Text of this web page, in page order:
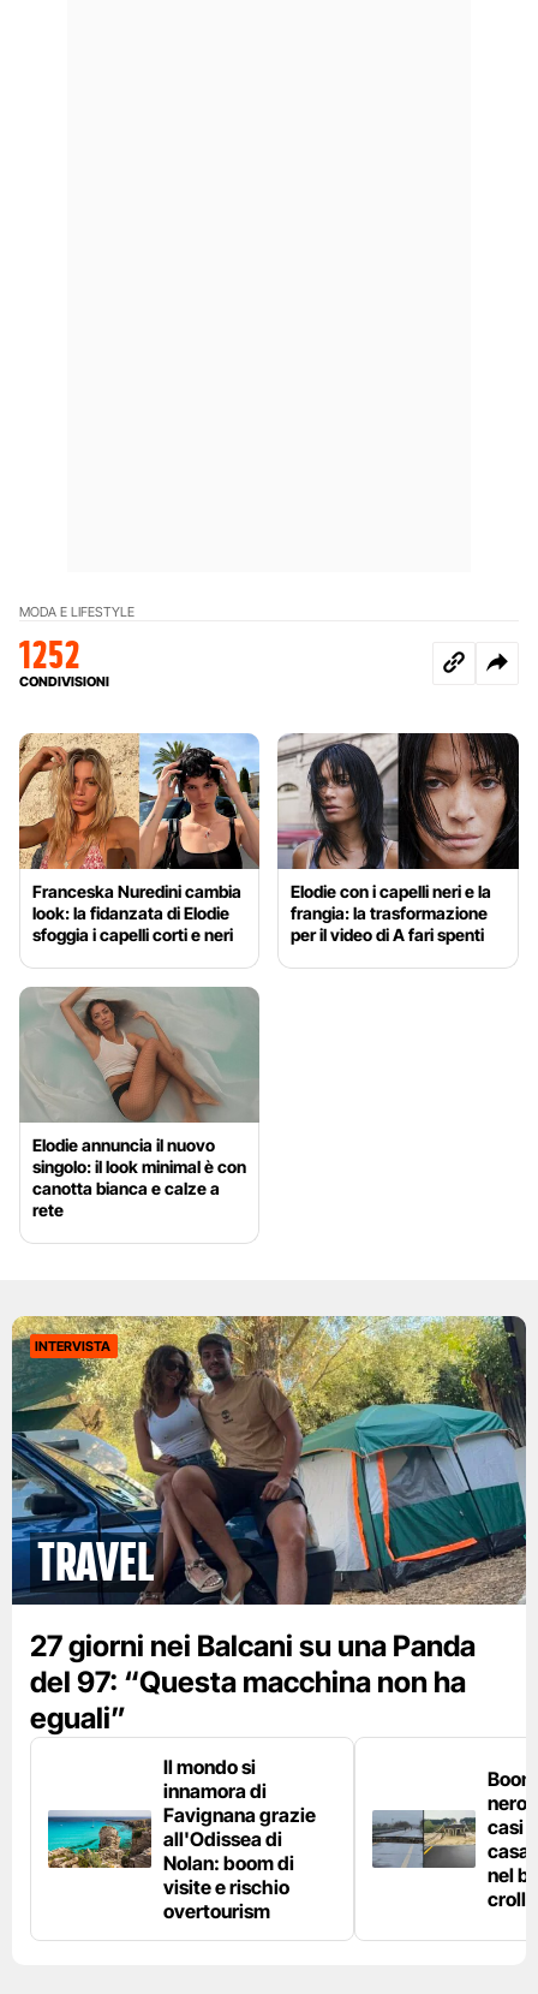
MODA E LIFESTYLE
1252
CONDIVISIONI
Franceska Nuredini cambia
look: la fidanzata di Elodie
sfoggia i capelli corti e neri
Elodie con i capelli neri e la
frangia: la trasformazione
per il video di A fari spenti
Elodie annuncia il nuovo
singolo: il look minimal è con
canotta bianca e calze a
rete
INTERVISTA
Travel
27 giorni nei Balcani su una Panda
del 97: “Questa macchina non ha
eguali”
Il mondo si
innamora di
Favignana grazie
all'Odissea di
Nolan: boom di
visite e rischio
overtourism
nero
casi
casa
nel